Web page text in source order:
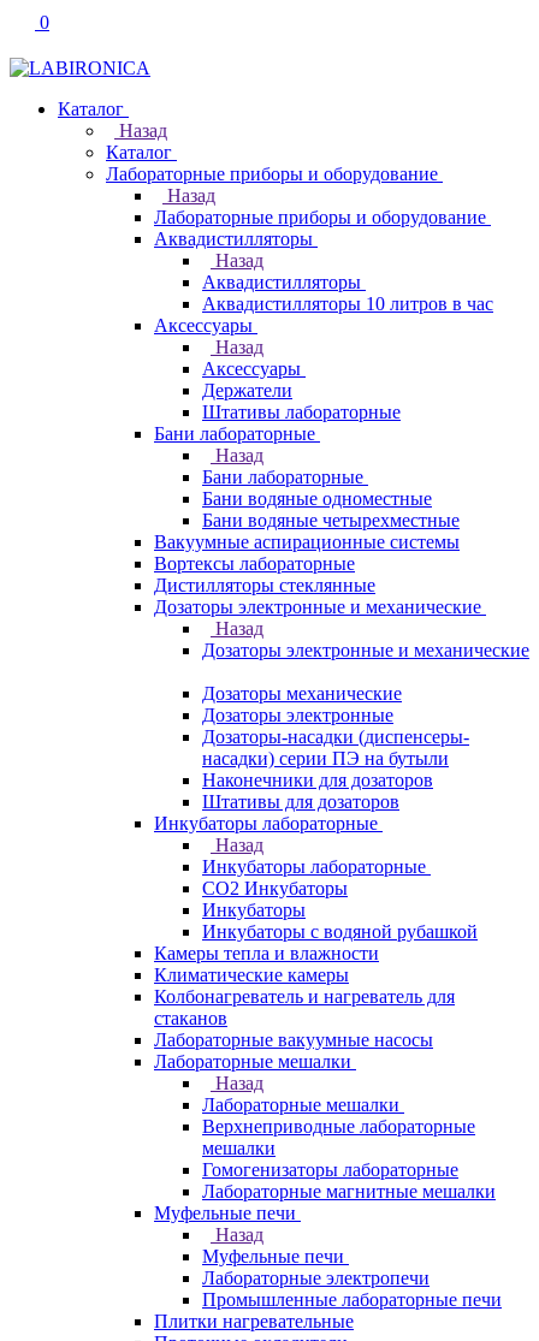
0
Каталог
Назад
Каталог
Лабораторные приборы и оборудование
Назад
Лабораторные приборы и оборудование
Аквадистилляторы
Назад
Аквадистилляторы
Аквадистилляторы 10 литров в час
Аксессуары
Назад
Аксессуары
Держатели
Штативы лабораторные
Бани лабораторные
Назад
Бани лабораторные
Бани водяные одноместные
Бани водяные четырехместные
Вакуумные аспирационные системы
Вортексы лабораторные
Дистилляторы стеклянные
Дозаторы электронные и механические
Назад
Дозаторы электронные и механические
Дозаторы механические
Дозаторы электронные
Дозаторы-насадки (диспенсеры-
насадки) серии ПЭ на бутыли
Наконечники для дозаторов
Штативы для дозаторов
Инкубаторы лабораторные
Назад
Инкубаторы лабораторные
CO2 Инкубаторы
Инкубаторы
Инкубаторы с водяной рубашкой
Камеры тепла и влажности
Климатические камеры
Колбонагреватель и нагреватель для
стаканов
Лабораторные вакуумные насосы
Лабораторные мешалки
Назад
Лабораторные мешалки
Верхнеприводные лабораторные
мешалки
Гомогенизаторы лабораторные
Лабораторные магнитные мешалки
Муфельные печи
Назад
Муфельные печи
Лабораторные электропечи
Промышленные лабораторные печи
Плитки нагревательные